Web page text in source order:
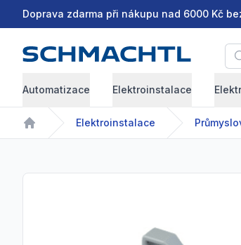
Doprava zdarma při nákupu nad 6000 Kč
Automatizace Elektroinstalace
Home
Elektroinstalace